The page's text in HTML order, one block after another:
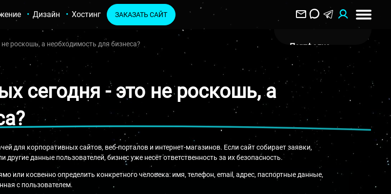
Дизайн Хостинг ЗАКАЗАТЬ САЙТ
Портфолио
О Компании
Клиентам
Отзывы
Блог
Вакансии
роскошь, а необходимость для бизнеса?
сегодня - это не роскошь, а
для корпоративных сайтов, веб-порталов и интернет-магазинов. Если сайт собирает заявки,
данные пользователей, бизнес уже несёт ответственность за их безопасность.
или косвенно определить конкретного человека: имя, телефон, email, адрес, паспортные данные,
с пользователем.